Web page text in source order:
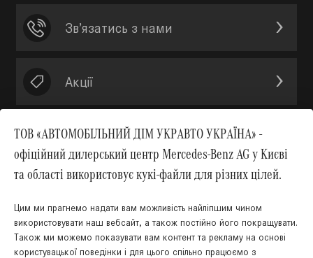
ТОВ «АВТОМОБІЛЬНИЙ ДІМ УКРАВТО УКРАЇНА» -
офіційний дилерський центр Mercedes-Benz AG у Києві
та області використовує кукі-файли для різних цілей.
Цим ми прагнемо надати вам можливість найліпшим чином
використовувати наш вебсайт, а також постійно його покращувати.
Також ми можемо показувати вам контент та рекламу на основі
користувацької поведінки і для цього спільно працюємо з
Зв’язатись з нами
Акції
Вгору